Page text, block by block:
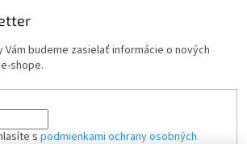
Vám budeme zasielať informácie o nových
shope.
s podmienkami ochrany osobných